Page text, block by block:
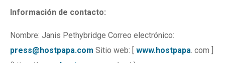
Información de contacto:
Nombre: Janis Pethybridge Correo electrónico:
press@hostpapa.com Sitio web: [ www.hostpapa. com ]